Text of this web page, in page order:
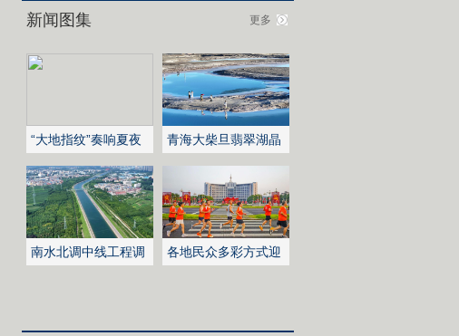
新闻图集 更多
“大地指纹”奏响夏夜
文旅乐章
青海大柴旦翡翠湖晶
莹剔透
南水北调中线工程调
各地民众多彩方式迎